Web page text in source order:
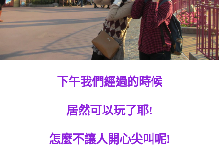
下午我們經過的時候
居然可以玩了耶!
怎麼不讓人開心尖叫呢!